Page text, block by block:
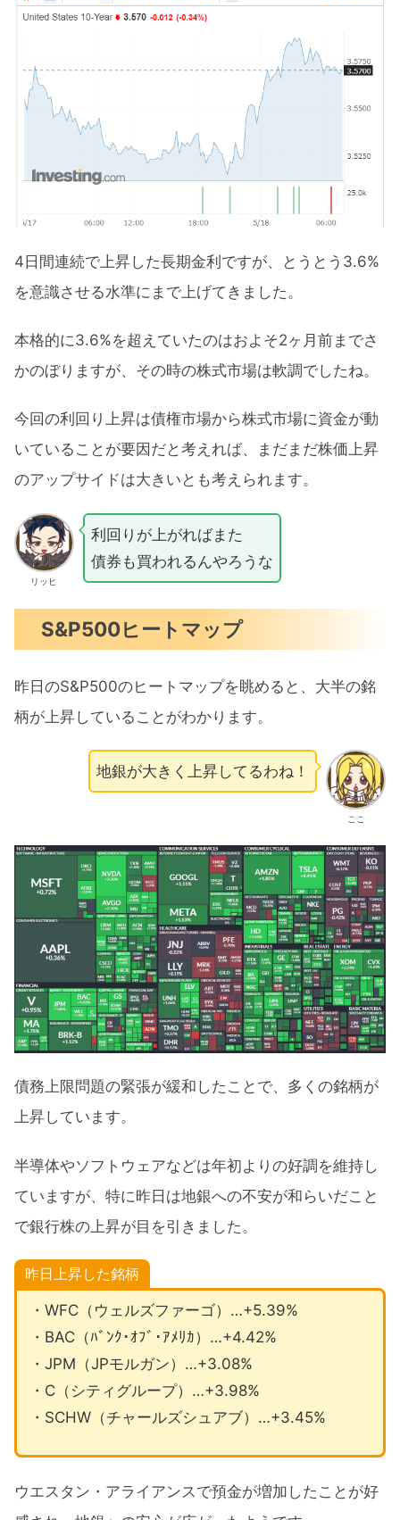
4日間連続で上昇した長期金利ですが、とうとう3.6%
を意識させる水準にまで上げてきました。
本格的に3.6%を超えていたのはおよそ2ヶ月前までさ
かのぼりますが、その時の株式市場は軟調でしたね。
今回の利回り上昇は債権市場から株式市場に資金が動
いていることが要因だと考えれば、まだまだ株価上昇
のアップサイドは大きいとも考えられます。
リッヒ
利回りが上がればまた
債券も買われるんやろうな
S&P500ヒートマップ
昨日のS&P500のヒートマップを眺めると、大半の銘
柄が上昇していることがわかります。
ここ
地銀が大きく上昇してるわね！
債務上限問題の緊張が緩和したことで、多くの銘柄が
上昇しています。
半導体やソフトウェアなどは年初よりの好調を維持し
ていますが、特に昨日は地銀への不安が和らいだこと
で銀行株の上昇が目を引きました。
昨日上昇した銘柄
・WFC（ウェルズファーゴ）…+5.39%
・BAC（ﾊﾞﾝｸ･ｵﾌﾞ･ｱﾒﾘｶ）…+4.42%
・JPM（JPモルガン）…+3.08%
・C（シティグループ）…+3.98%
・SCHW（チャールズシュアブ）…+3.45%
ウエスタン・アライアンスで預金が増加したことが好